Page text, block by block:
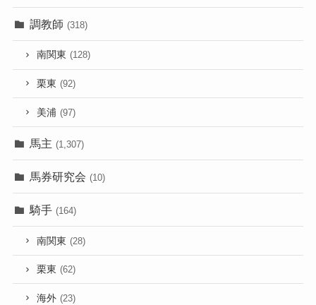
調教師 (318)
南関東 (128)
栗東 (92)
美浦 (97)
馬主 (1,307)
馬券研究会 (10)
騎手 (164)
南関東 (28)
栗東 (62)
海外 (23)